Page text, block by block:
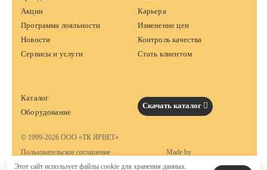
Акции
Программа лояльности
Новости
Сервисы и услуги
Карьера
Изменение цен
Контроль качества
Стать клиентом
Каталог
Оборудование
Скачать каталог
© 1999-2026 ООО «ТК ЯРВЕТ»
Пользовательское соглашение
Made by
Этот сайт использует файлы cookie для хранения данных.